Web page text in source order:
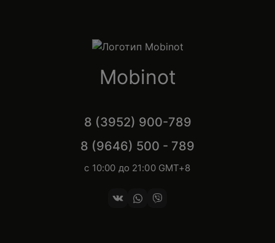
Mobinot
8 (3952) 900-789
8 (9646) 500 - 789
с 10:00 до 21:00 GMT+8